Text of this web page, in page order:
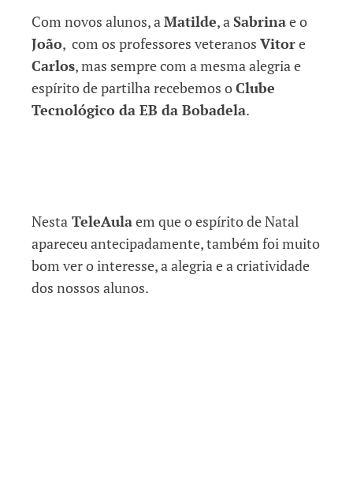
Com novos alunos, aMatilde, aSabrinae o
João, com os professores veteranos Vitore
Carlos, mas sempre com a mesma alegria e
espírito de partilha recebemos oClube
Tecnológico da EB da Bobadela.
Nesta TeleAulaem que o espírito de Natal
apareceu antecipadamente, também foi muito
bom ver o interesse, a alegria e a criatividade
dos nossos alunos.